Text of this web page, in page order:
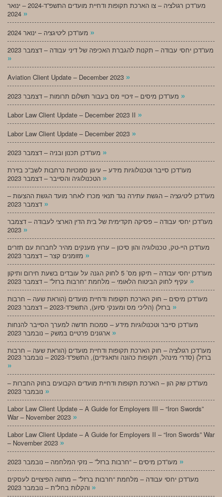
מעו”דכן רגולציה – צו הארכת תקופות ודחיית מועדים התשפ”ד-2024 – ינואר
»
»
מעו”דכן יחסי עבודה – תקנות להגברת האכיפה של דיני עבודה – דצמבר 2023
»
Aviation Client Update – December 2023 »
»
Labor Law Client Update – December 2023 II »
Labor Law Client Update – December 2023 »
»
מעו”דכן סייבר וטכנולוגיות מידע – עיגון סמכויות נרחבות לשב”כ בזירת
»
מעו”דכן ליטיגציה – הגשת עתירה נגד תנאי מכרז לאחר מועד הגשת ההצעות –
»
מעו”דכן יחסי עבודה – פסיקה תקדימית של בית הדין הארצי לעבודה – דצמבר
»
מעו”דכן היי-טק, טכנולוגיה והון סיכון – ערוץ מענקים מהיר לחברות עם תזרים
»
מעו”דכן יחסי עבודה – תיקון מס’ 5 לחוק הגנה על עובדים בשעת חירום ותיקון
»
מעו”דכן מיסים – חוק הארכת תקופות ודחיית מועדים (הוראת שעה – חרבות
»
מעו”דכן סייבר וטכנולוגיות מידע – סמכות חדשה למערך הסייבר להנחות
»
מעו”דכן רגולציה – חוק הארכת תקופות ודחיית מועדים (הוראת שעה – חרבות
ברזל) (סדרי מינהל, תקופות כהונה ותאגידים), התשפ”ד-2023 – נובמבר 2023
»
מעו”דכן שוק הון – הארכת תקופות ודחיית מועדים הקבועים בחוק החברות –
»
Labor Law Client Update – A Guide for Employers III – “Iron Swords”
War – November 2023 »
Labor Law Client Update – A Guide for Employers II – “Iron Swords” War
– November 2023 »
»
מעו”דכן יחסי עבודה – מלחמת “חרבות ברזל” – מתווה הפיצויים לעסקים
»